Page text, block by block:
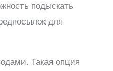
подыскать
для
Такая опция